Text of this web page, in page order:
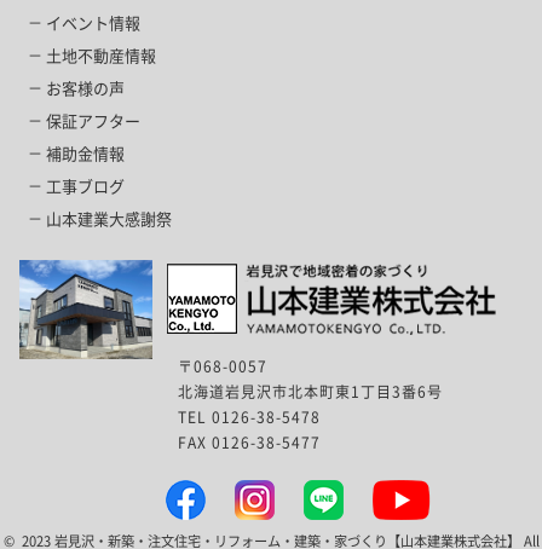
イベント情報
土地不動産情報
お客様の声
保証アフター
補助金情報
工事ブログ
山本建業大感謝祭
〒068-0057
北海道岩見沢市北本町東1丁目3番6号
TEL 0126-38-5478
FAX 0126-38-5477
© 2023 岩見沢・新築・注文住宅・リフォーム・建築・家づくり【山本建業株式会社】 All